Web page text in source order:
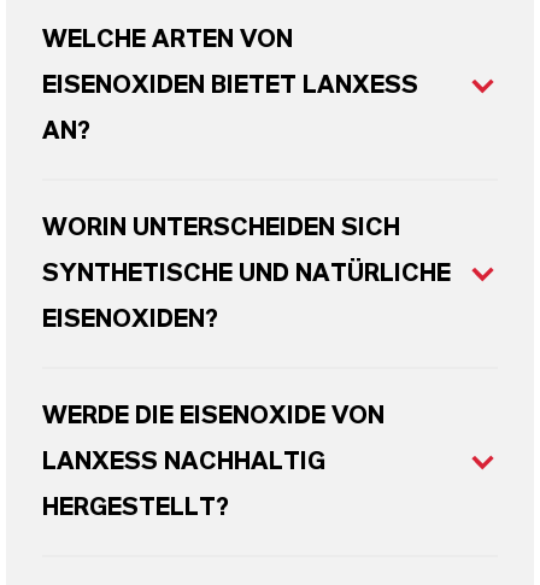
WELCHE ARTEN VON
EISENOXIDEN BIETET LANXESS
AN?
WORIN UNTERSCHEIDEN SICH
SYNTHETISCHE UND NATÜRLICHE
EISENOXIDEN?
WERDE DIE EISENOXIDE VON
LANXESS NACHHALTIG
HERGESTELLT?